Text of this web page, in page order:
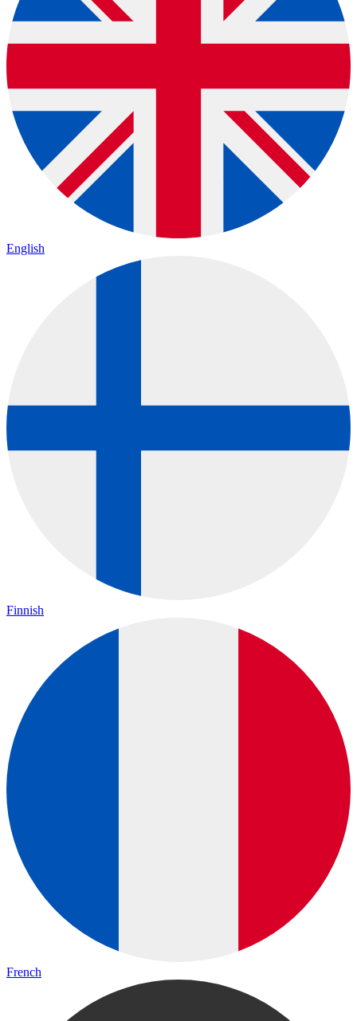
English
Finnish
French